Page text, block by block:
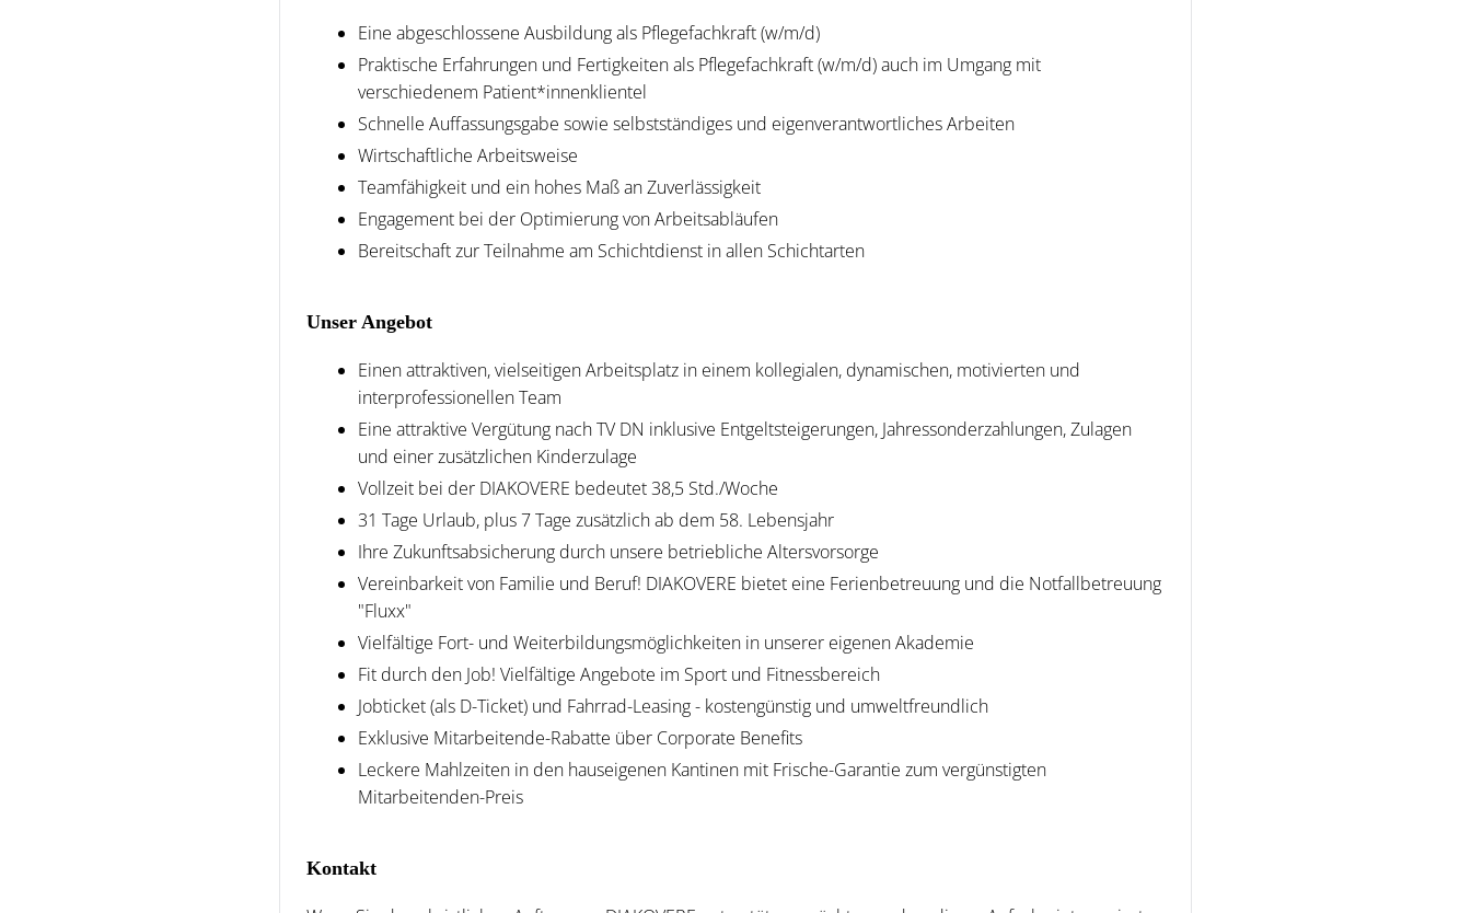
Eine abgeschlossene Ausbildung als Pflegefachkraft (w/m/d)
Praktische Erfahrungen und Fertigkeiten als Pflegefachkraft (w/m/d) auch im Umgang mit
verschiedenem Patient*innenklientel
Schnelle Auffassungsgabe sowie selbstständiges und eigenverantwortliches Arbeiten
Wirtschaftliche Arbeitsweise
Teamfähigkeit und ein hohes Maß an Zuverlässigkeit
Engagement bei der Optimierung von Arbeitsabläufen
Bereitschaft zur Teilnahme am Schichtdienst in allen Schichtarten
Unser Angebot
Einen attraktiven, vielseitigen Arbeitsplatz in einem kollegialen, dynamischen, motivierten und
interprofessionellen Team
Eine attraktive Vergütung nach TV DN inklusive Entgeltsteigerungen, Jahressonderzahlungen, Zulagen
und einer zusätzlichen Kinderzulage
Vollzeit bei der DIAKOVERE bedeutet 38,5 Std./Woche
31 Tage Urlaub, plus 7 Tage zusätzlich ab dem 58. Lebensjahr
Ihre Zukunftsabsicherung durch unsere betriebliche Altersvorsorge
Vereinbarkeit von Familie und Beruf! DIAKOVERE bietet eine Ferienbetreuung und die Notfallbetreuung
"Fluxx"
Vielfältige Fort- und Weiterbildungsmöglichkeiten in unserer eigenen Akademie
Fit durch den Job! Vielfältige Angebote im Sport und Fitnessbereich
Jobticket (als D-Ticket) und Fahrrad-Leasing - kostengünstig und umweltfreundlich
Exklusive Mitarbeitende-Rabatte über Corporate Benefits
Leckere Mahlzeiten in den hauseigenen Kantinen mit Frische-Garantie zum vergünstigten
Mitarbeitenden-Preis
Kontakt